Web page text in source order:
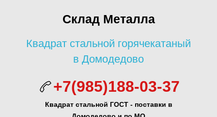
Склад Металла
Квадрат стальной горячекатаный
в Домодедово
+7(985)188-03-37
Квадрат стальной ГОСТ - поставки в